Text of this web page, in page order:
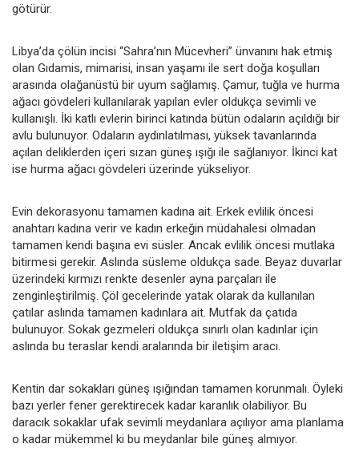
götürür.
Libya’da çölün incisi “Sahra’nın Mücevheri” ünvanını hak etmiş
olan Gıdamis, mimarisi, insan yaşamı ile sert doğa koşulları
arasında olağanüstü bir uyum sağlamış. Çamur, tuğla ve hurma
ağacı gövdeleri kullanılarak yapılan evler oldukça sevimli ve
kullanışlı. İki katlı evlerin birinci katında bütün odaların açıldığı bir
avlu bulunuyor. Odaların aydınlatılması, yüksek tavanlarında
açılan deliklerden içeri sızan güneş ışığı ile sağlanıyor. İkinci kat
ise hurma ağacı gövdeleri üzerinde yükseliyor.
Evin dekorasyonu tamamen kadına ait. Erkek evlilik öncesi
anahtarı kadına verir ve kadın erkeğin müdahalesi olmadan
tamamen kendi başına evi süsler. Ancak evlilik öncesi mutlaka
bitirmesi gerekir. Aslında süsleme oldukça sade. Beyaz duvarlar
üzerindeki kırmızı renkte desenler ayna parçaları ile
zenginleştirilmiş. Çöl gecelerinde yatak olarak da kullanılan
çatılar aslında tamamen kadınlara ait. Mutfak da çatıda
bulunuyor. Sokak gezmeleri oldukça sınırlı olan kadınlar için
aslında bu teraslar kendi aralarında bir iletişim aracı.
Kentin dar sokakları güneş ışığından tamamen korunmalı. Öyleki
bazı yerler fener gerektirecek kadar karanlık olabiliyor. Bu
daracık sokaklar ufak sevimli meydanlara açılıyor ama planlama
o kadar mükemmel ki bu meydanlar bile güneş almıyor.